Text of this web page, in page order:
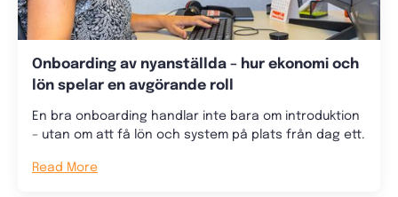
Onboarding av nyanställda – hur ekonomi och
lön spelar en avgörande roll
En bra onboarding handlar inte bara om introduktion
– utan om att få lön och system på plats från dag ett.
Read More